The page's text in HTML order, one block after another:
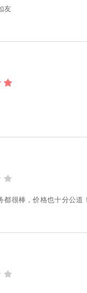
友
很棒，价格也十分公道